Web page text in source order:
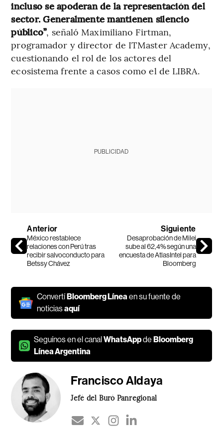
incluso se apoderan de la representación del
sector. Generalmente mantienen silencio
público”, señaló Maximiliano Firtman,
programador y director de ITMaster Academy,
cuestionando el rol de los actores del
ecosistema frente a casos como el de LIBRA.
PUBLICIDAD
Anterior
México restablece
relaciones con Perú tras
recibir salvoconducto para
Betssy Chávez
Siguiente
Desaprobación de Milei
sube al 62,4% según una
encuesta de AtlasIntel para
Bloomberg
Convertí Bloomberg Líneaen su fuente de
noticiasaquí
Seguínos en el canalWhatsAppde Bloomberg
Línea Argentina
Francisco Aldaya
Jefé del Buró Panregional